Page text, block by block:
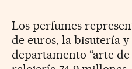
Los perfumes
de euros, la bisutería
departamento “arte